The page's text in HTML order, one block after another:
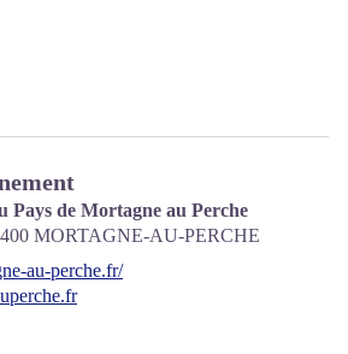
Pays de Mortagne au Perche
MORTAGNE-AU-PERCHE
au-perche.fr/